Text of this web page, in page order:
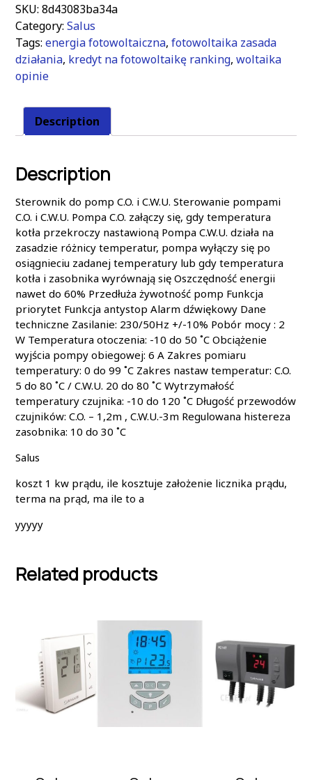
SKU: 8d43083ba34a
Category: Salus
Tags: energia fotowoltaiczna, fotowoltaika zasada
działania, kredyt na fotowoltaikę ranking, woltaika
opinie
Description
Description
Sterownik do pomp C.O. i C.W.U. Sterowanie pompami
C.O. i C.W.U. Pompa C.O. załączy się, gdy temperatura
kotła przekroczy nastawioną Pompa C.W.U. działa na
zasadzie różnicy temperatur, pompa wyłączy się po
osiągnieciu zadanej temperatury lub gdy temperatura
kotła i zasobnika wyrównają się Oszczędność energii
nawet do 60% Przedłuża żywotność pomp Funkcja
priorytet Funkcja antystop Alarm dźwiękowy Dane
techniczne Zasilanie: 230/50Hz +/-10% Pobór mocy : 2
W Temperatura otoczenia: -10 do 50 ˚C Obciążenie
wyjścia pompy obiegowej: 6 A Zakres pomiaru
temperatury: 0 do 99 ˚C Zakres nastaw temperatur: C.O.
5 do 80 ˚C / C.W.U. 20 do 80 ˚C Wytrzymałość
temperatury czujnika: -10 do 120 ˚C Długość przewodów
czujników: C.O. – 1,2m , C.W.U.-3m Regulowana histereza
zasobnika: 10 do 30 ˚C
Salus
koszt 1 kw prądu, ile kosztuje założenie licznika prądu,
terma na prąd, ma ile to a
yyyyy
Related products